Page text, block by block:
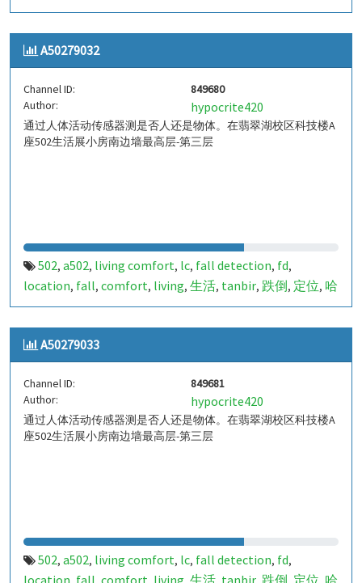
山,室内定位,室内,indoor,indoor living comfort,ilc,
indoor living quality,ilq,849679,a50279031,pir,人体活
动 A50279032
Channel ID:
849680
Author:
hypocrite420
通过人体活动传感器测是否人还是物体。在翡翠湖校区科技楼A
座502生活展小房南边墙最高层-第三层
502, a502, living comfort, lc, fall detection, fd,
location, fall, comfort, living, 生活, tanbir, 跌倒, 定位, 哈
山,室内定位,室内,indoor,indoor living comfort,ilc,
indoor living quality,ilq,849680,a50279032,pir,人体活
动 A50279033
Channel ID:
849681
Author:
hypocrite420
通过人体活动传感器测是否人还是物体。在翡翠湖校区科技楼A
座502生活展小房南边墙最高层-第三层
502, a502, living comfort, lc, fall detection, fd,
location fall comfort living 生活 tanbir 跌倒 定位 哈